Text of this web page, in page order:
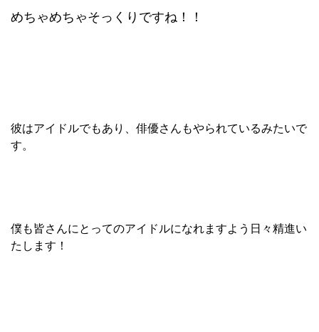
めちゃめちゃそっくりですね！！
彼はアイドルでもあり、俳優さんもやられているみたいで
す。
僕も皆さんにとってのアイドルになれますよう日々精進い
たします！